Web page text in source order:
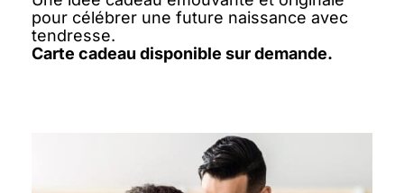
pour célébrer une future naissance avec
tendresse.
Carte cadeau disponible sur demande.